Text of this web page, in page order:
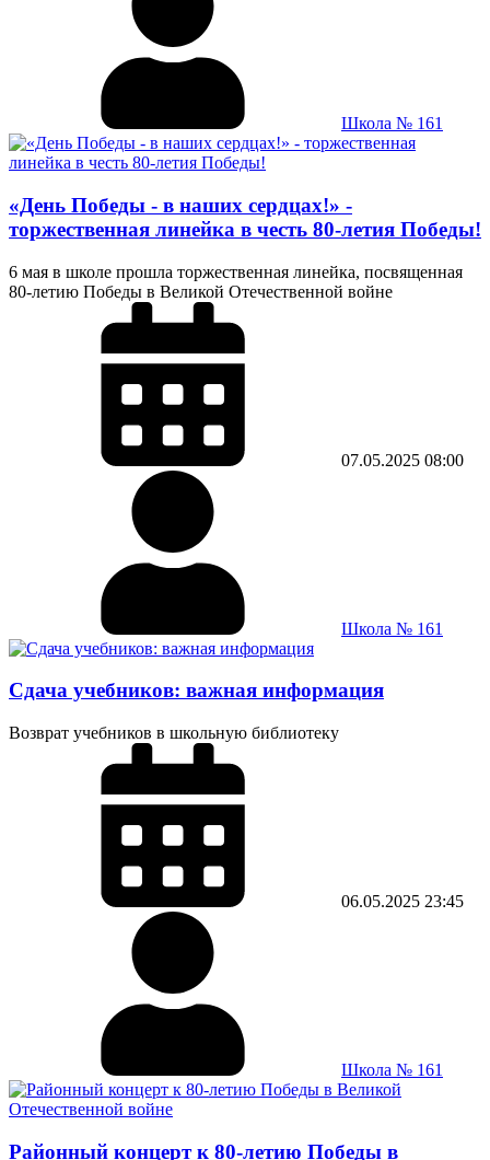
Школа № 161
«День Победы - в наших сердцах!» -
торжественная линейка в честь 80-летия Победы!
6 мая в школе прошла торжественная линейка, посвященная
80-летию Победы в Великой Отечественной войне
07.05.2025 08:00
Школа № 161
Сдача учебников: важная информация
Возврат учебников в школьную библиотеку
06.05.2025 23:45
Школа № 161
Районный концерт к 80-летию Победы в